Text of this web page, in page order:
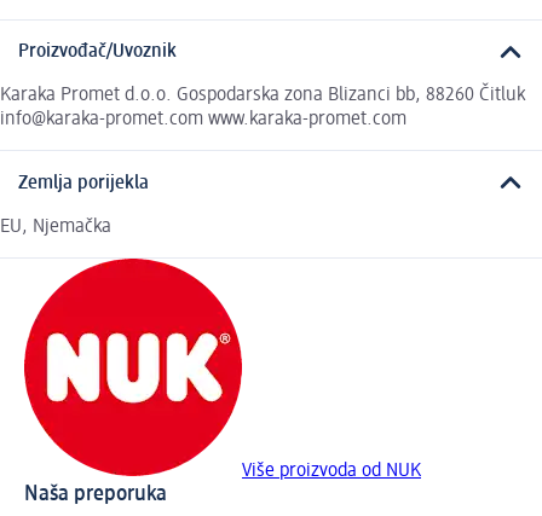
Proizvođač/Uvoznik
Karaka Promet d.o.o. Gospodarska zona Blizanci bb, 88260 Čitluk
info@karaka-promet.com www.karaka-promet.com
Zemlja porijekla
EU, Njemačka
Više proizvoda od NUK
Naša preporuka